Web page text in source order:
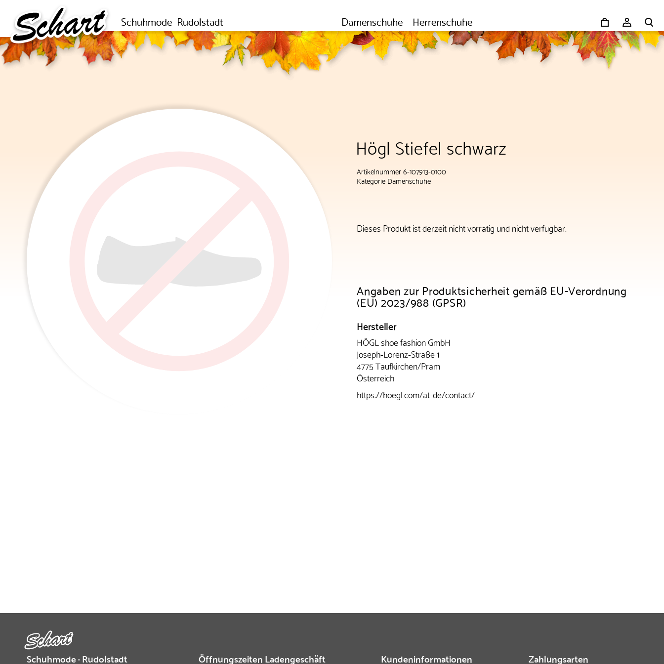
Schuhmode Rudolstadt Damenschuhe Herrenschuhe
Högl Stiefel schwarz
Artikelnummer 6-107913-0100
KategorieDamenschuhe
Dieses Produkt ist derzeit nicht vorrätig und nicht verfügbar.
Angaben zur Produktsicherheit gemäß EU-Verordnung
(EU) 2023/988 (GPSR)
Hersteller
HÖGL shoe fashion GmbH
Joseph-Lorenz-Straße 1
4775 Taufkirchen/Pram
Österreich
https://hoegl.com/at-de/contact/
Schuhmode · Rudolstadt Öffnungszeiten Ladengeschäft Kundeninformationen Zahlungsarten